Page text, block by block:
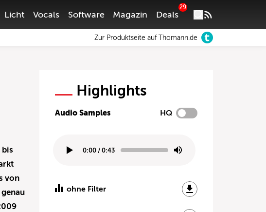
Licht Vocals Software Magazin Deals
29
Zur Produktseite auf Thomann.de
bis
von
Highlights
Audio Samples HQ
0:00 / 0:43
ohne Filter